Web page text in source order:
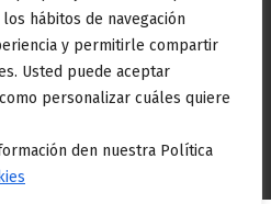
hábitos de navegación
y permitirle compartir
Usted puede aceptar
personalizar cuáles quiere
den nuestra Política
rights reserved.
Politica de calidad